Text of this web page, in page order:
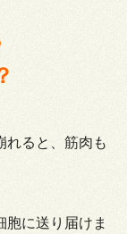
れると、筋肉も
胞に送り届けま